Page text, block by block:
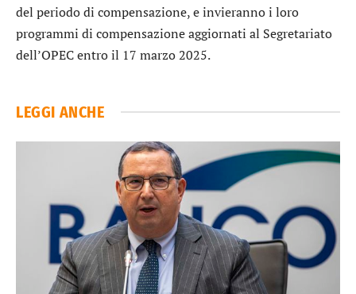
del periodo di compensazione, e invieranno i loro
programmi di compensazione aggiornati al Segretariato
dell’OPEC entro il 17 marzo 2025.
LEGGI ANCHE